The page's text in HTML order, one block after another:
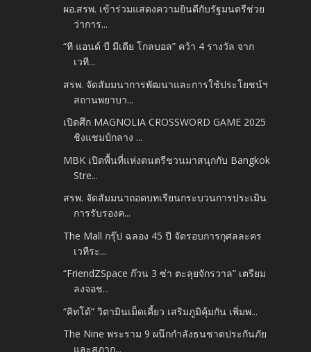
ผอ.สรพ. เข้าร่วมแสดงความยินดีกับรัฐมนตรีช่วย
ว่าการ...
“ที แอนด์ บี มีเดีย โกลบอล” คว้า 4 รางวัล จาก
เวที...
สรพ. จัดสัมมนาการพัฒนาและการใช้ประโยชน์ฯ
สถานพยาบา...
เปิดศึก MAGNOLIA CROSSWORD GAME 2025
ชิงแชมป์กลาง ...
MBK เปิดพื้นที่แห่งดนตรีชวนมาสนุกกับ Bangkok
Stre...
สรพ. จัดสัมมนาถอดบทเรียนกระบวนการประเมิน
การรับรองค...
The Mall กรุ๊ป ฉลอง 45 ปี จัดรอบการกุศลละคร
เวทีระ...
“FriendZSpace ก๊วน 3 ซ่า ตะลุยจักรวาล” เตรียม
ลงจอช...
“คิทโด้” วิตามินเม็ดเคี้ยว เสริมภูมิคุ้มกัน เพิ่มพ...
The Nine พระราม 9 ผนึกกำลังธนชาตประกันภัย
และสภาก...